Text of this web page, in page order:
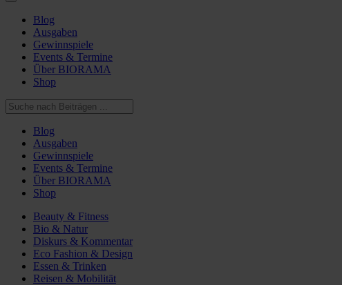
Blog
Ausgaben
Gewinnspiele
Events & Termine
Über BIORAMA
Shop
Blog
Ausgaben
Gewinnspiele
Events & Termine
Über BIORAMA
Shop
Beauty & Fitness
Bio & Natur
Diskurs & Kommentar
Eco Fashion & Design
Essen & Trinken
Reisen & Mobilität